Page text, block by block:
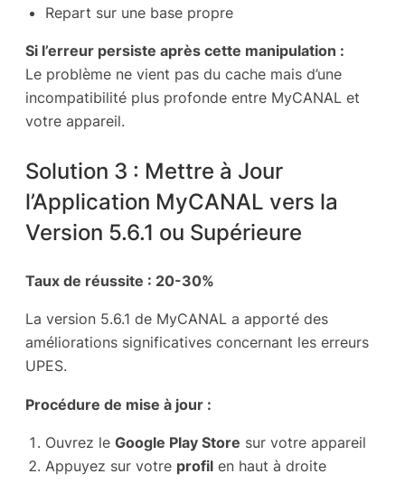
Repart sur une base propre
Si l’erreur persiste après cette manipulation :
Le problème ne vient pas du cache mais d’une
incompatibilité plus profonde entre MyCANAL et
votre appareil.
Solution 3 : Mettre à Jour
l’Application MyCANAL vers la
Version 5.6.1 ou Supérieure
Taux de réussite : 20-30%
La version 5.6.1 de MyCANAL a apporté des
améliorations significatives concernant les erreurs
UPES.
Procédure de mise à jour :
Ouvrez le Google Play Store sur votre appareil
Appuyez sur votre profil en haut à droite